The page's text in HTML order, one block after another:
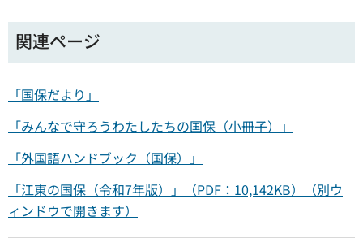
関連ページ
「国保だより」
「みんなで守ろうわたしたちの国保（小冊子）」
「外国語ハンドブック（国保）」
「江東の国保（令和7年版）」（PDF：10,142KB）（別ウ
ィンドウで開きます）